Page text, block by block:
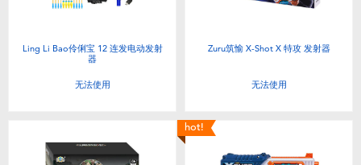
Ling Li Bao伶俐宝 12 连发电动发射
器
无法使用
Zuru筑愉 X-Shot X 特攻 发射器
无法使用
hot!